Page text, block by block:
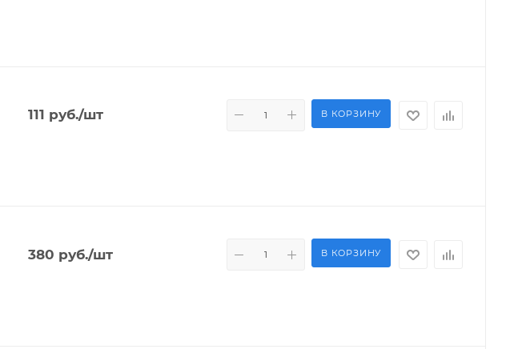
111 руб./шт В КОРЗИНУ
380 руб./шт В КОРЗИНУ